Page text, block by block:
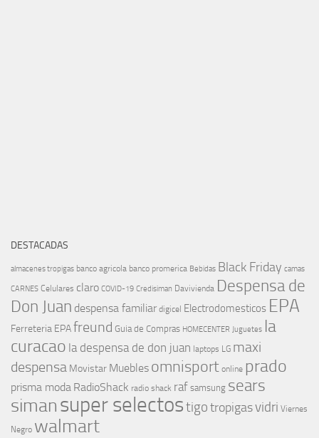
DESTACADAS
almacenes tropigas banco agricola banco promerica Bebidas Black Friday camas
CARNES Celulares claro COVID-19 Credisiman Davivienda Despensa de
Don Juan despensa familiar digicel Electrodomesticos EPA
Ferreteria EPAfreund Guia de Compras HOMECENTER Juguetes la
curacao la despensa de don juan laptops LG maxi
despensa Movistar Muebles omnisport online prado
prisma moda RadioShack radio shack raf samsung sears
simansuper selectostigotropigasvidri Viernes
Negro walmart